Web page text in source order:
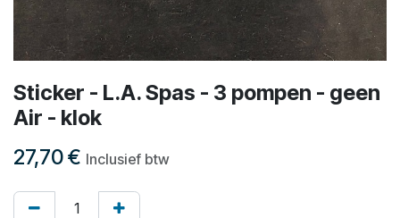
Sticker - L.A. Spas - 3 pompen - geen
Air - klok
27,70€ Inclusief btw